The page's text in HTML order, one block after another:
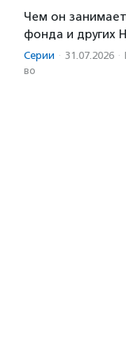
Чем он
фонда и других
Серии · 31.07.2026 ·
во